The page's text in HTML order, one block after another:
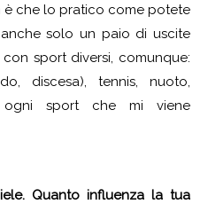
è che lo pratico come potete
solo un paio di uscite
sport diversi, comunque:
discesa), tennis, nuoto,
ogni sport che mi viene
Quanto influenza la tua